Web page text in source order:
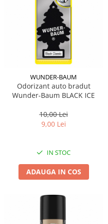
WUNDER-BAUM
Odorizant auto bradut
Wunder-Baum BLACK ICE
10,00 Lei
9,00 Lei
IN STOC
ADAUGA IN COS